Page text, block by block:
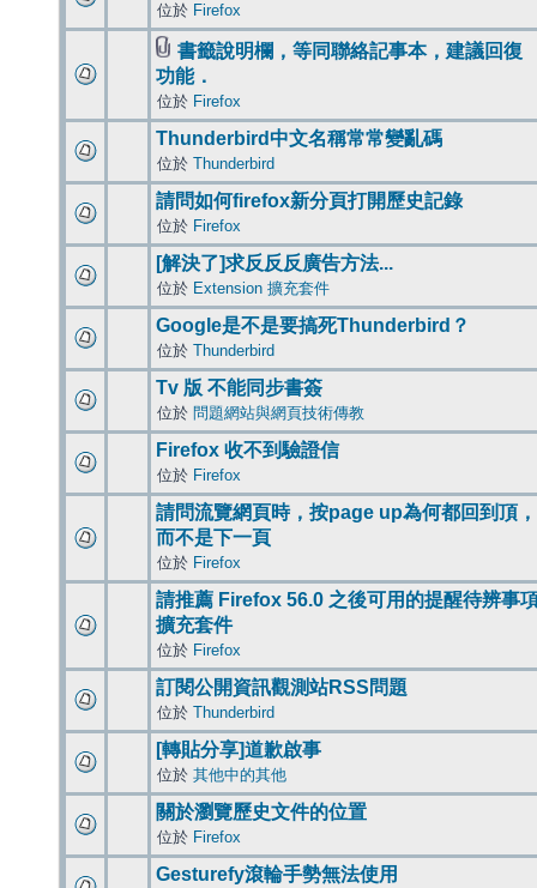
位於 Firefox
書籤說明欄，等同聯絡記事本，建議回復
功能．
位於 Firefox
Thunderbird中文名稱常常變亂碼
位於 Thunderbird
請問如何firefox新分頁打開歷史記錄
位於 Firefox
[解決了]求反反反廣告方法...
位於 Extension 擴充套件
Google是不是要搞死Thunderbird？
位於 Thunderbird
Tv 版 不能同步書簽
位於 問題網站與網頁技術傳教
Firefox 收不到驗證信
位於 Firefox
請問流覽網頁時，按page up為何都回到頂，
而不是下一頁
位於 Firefox
請推薦 Firefox 56.0 之後可用的提醒待辨事
擴充套件
位於 Firefox
訂閱公開資訊觀測站RSS問題
位於 Thunderbird
[轉貼分享]道歉啟事
位於 其他中的其他
關於瀏覽歷史文件的位置
位於 Firefox
Gesturefy滾輪手勢無法使用